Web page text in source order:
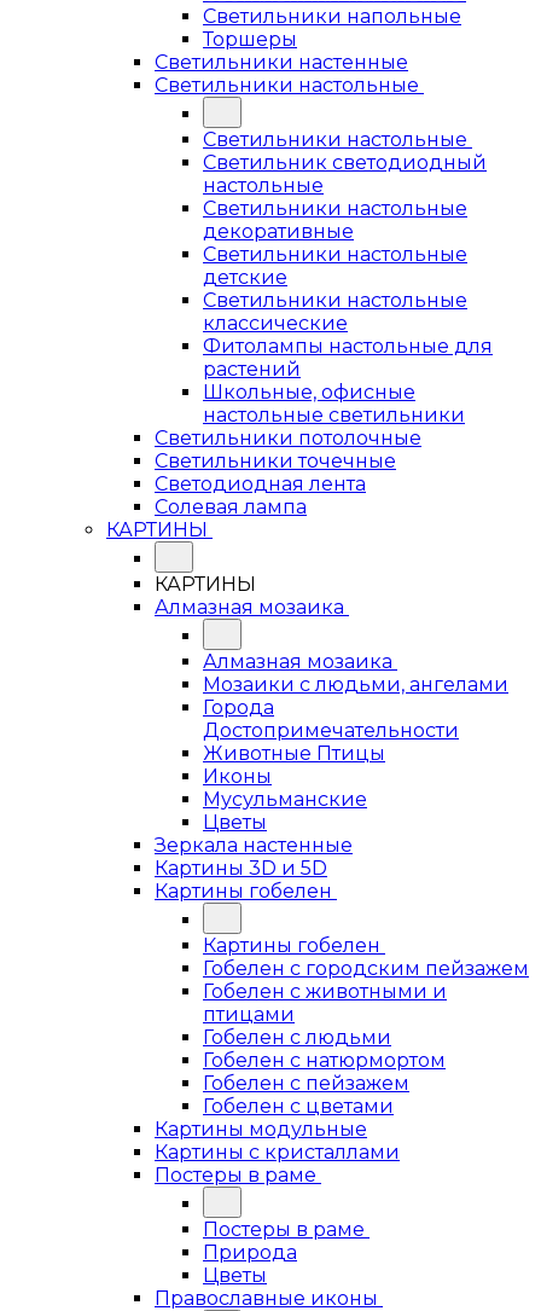
Светильники напольные
Торшеры
Светильники настенные
Светильники настольные
Светильники настольные
Светильник светодиодный
настольные
Светильники настольные
декоративные
Светильники настольные
детские
Светильники настольные
классические
Фитолампы настольные для
растений
Школьные, офисные
настольные светильники
Светильники потолочные
Светильники точечные
Светодиодная лента
Солевая лампа
КАРТИНЫ
КАРТИНЫ
Алмазная мозаика
Алмазная мозаика
Мозаики с людьми, ангелами
Города
Достопримечательности
Животные Птицы
Иконы
Мусульманские
Цветы
Зеркала настенные
Картины 3D и 5D
Картины гобелен
Картины гобелен
Гобелен с городским пейзажем
Гобелен с животными и
птицами
Гобелен с людьми
Гобелен с натюрмортом
Гобелен с пейзажем
Гобелен с цветами
Картины модульные
Картины с кристаллами
Постеры в раме
Постеры в раме
Природа
Цветы
Православные иконы